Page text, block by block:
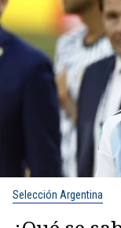
Selección Argentina